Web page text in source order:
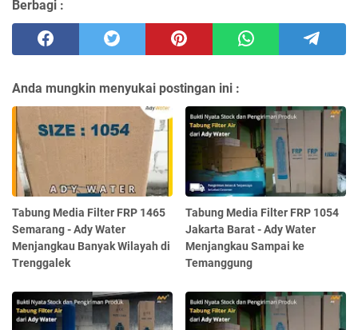
Berbagi :
Anda mungkin menyukai postingan ini :
Tabung Media Filter FRP 1465
Semarang - Ady Water
Menjangkau Banyak Wilayah di
Trenggalek
Tabung Media Filter FRP 1054
Jakarta Barat - Ady Water
Menjangkau Sampai ke
Temanggung